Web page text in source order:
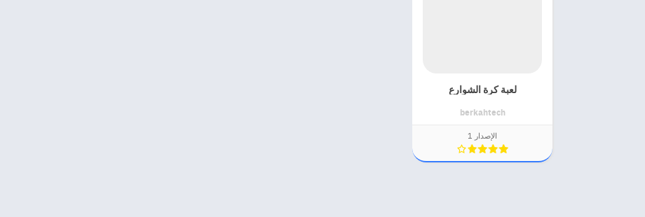
لعبة كرة الشوارع
berkahtech
الإصدار 1